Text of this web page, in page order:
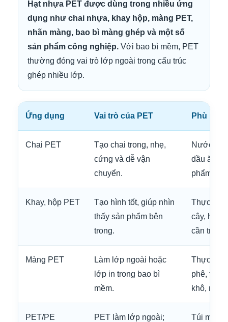
Hạt nhựa PET được dùng trong nhiều ứng
dụng như chai nhựa, khay hộp, màng PET,
nhãn màng, bao bì màng ghép và một số
sản phẩm công nghiệp. Với bao bì mềm, PET
thường đóng vai trò lớp ngoài trong cấu trúc
ghép nhiều lớp.
Ứng dụng Vai trò của PET Phù hợp
Chai PET
Tạo chai trong, nhẹ,
cứng và dễ vận
chuyển.
Nước
dầu ăn,
phẩm
Khay, hộp PET
Tạo hình tốt, giúp nhìn
thấy sản phẩm bên
trong.
Thực
cây,
cần trưng
Màng PET
Làm lớp ngoài hoặc
lớp in trong bao bì
mềm.
Thực
phê, trà,
khô, mỹ
PET/PE
PET làm lớp ngoài;
Túi màng